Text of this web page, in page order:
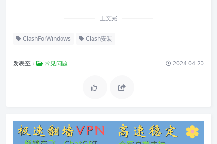
正文完
ClashForWindows Clash安装
发表至： 常见问题 2024-04-20